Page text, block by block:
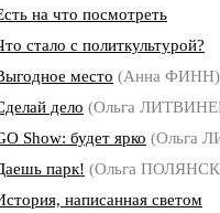
на что посмотреть
стало с политкультурой?
место (Анна ФИНН)
дело (Ольга
Show: будет ярко (Ольга
парк! (Ольга
написанная светом